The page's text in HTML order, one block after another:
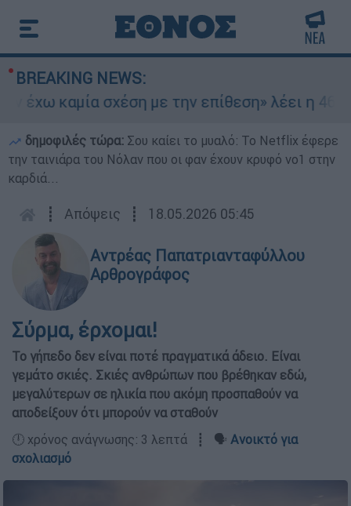
BREAKING NEWS:
καμία σχέση με την επίθεση» λέει η
δημοφιλές τώρα: Σου καίει το μυαλό: Το Netflix έφερε
την ταινιάρα του Νόλαν που οι φαν έχουν κρυφό νο1 στην
καρδιά...
┋ Απόψεις ┋ 18.05.2026 05:45
Αντρέας Παπατριανταφύλλου
Αρθρογράφος
Σύρμα, έρχομαι!
Το γήπεδο δεν είναι ποτέ πραγματικά άδειο. Είναι
γεμάτο σκιές. Σκιές ανθρώπων που βρέθηκαν εδώ,
μεγαλύτερων σε ηλικία που ακόμη προσπαθούν να
αποδείξουν ότι μπορούν να σταθούν
🕛 χρόνος ανάγνωσης: 3 λεπτά ┋ 🗣️ Ανοικτό για
σχολιασμό